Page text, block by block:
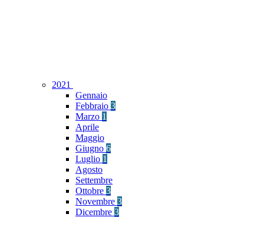
2021
Gennaio
Febbraio 3
Marzo 1
Aprile
Maggio
Giugno 6
Luglio 1
Agosto
Settembre
Ottobre 3
Novembre 3
Dicembre 3